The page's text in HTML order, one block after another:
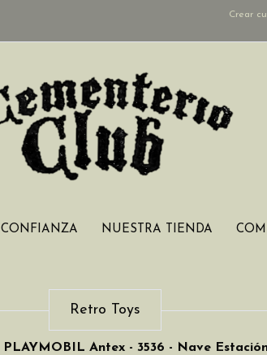
Crear
CONFIANZA NUESTRA TIENDA
Retro Toys
PLAYMOBIL Antex - 3536 - Nave